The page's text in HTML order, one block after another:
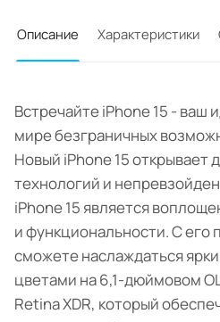
Описание Характеристики
Встречайте iPhone 15 - ваш
мире безграничных
Новый iPhone 15 открывает
технологий и
iPhone 15 является
и функциональности. С его
сможете наслаждаться
цветами на 6,1-дюймовом
Retina XDR, который